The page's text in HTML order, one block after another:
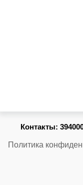
Контакты:
Политика